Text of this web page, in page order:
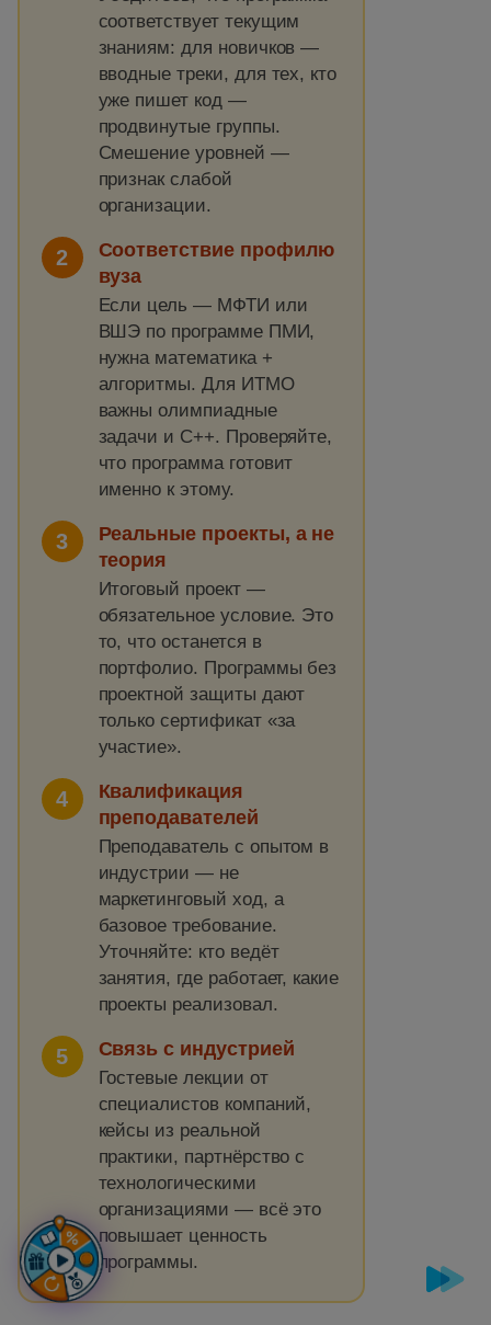
соответствует текущим
знаниям: для новичков —
вводные треки, для тех, кто
уже пишет код —
продвинутые группы.
Смешение уровней —
признак слабой
организации.
2
Соответствие профилю
вуза
Если цель — МФТИ или
ВШЭ по программе ПМИ,
нужна математика +
алгоритмы. Для ИТМО
важны олимпиадные
задачи и C++. Проверяйте,
что программа готовит
именно к этому.
3
Реальные проекты, а не
теория
Итоговый проект —
обязательное условие. Это
то, что останется в
портфолио. Программы без
проектной защиты дают
только сертификат «за
участие».
4
Квалификация
преподавателей
Преподаватель с опытом в
индустрии — не
маркетинговый ход, а
базовое требование.
Уточняйте: кто ведёт
занятия, где работает, какие
проекты реализовал.
5 Связь с индустрией
Гостевые лекции от
специалистов компаний,
кейсы из реальной
практики, партнёрство с
технологическими
организациями — всё это
повышает ценность
программы.